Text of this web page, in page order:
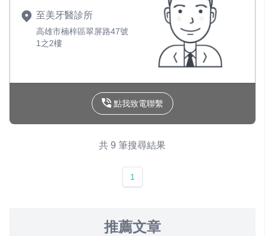
至美牙醫診所
高雄市楠梓區翠屏路47號
1之2樓
點我致電聯繫
共 9 筆搜尋結果
1
推薦文章